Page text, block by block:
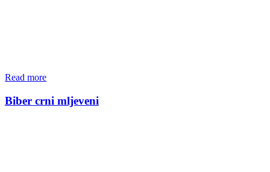
Read more
Biber crni mljeveni